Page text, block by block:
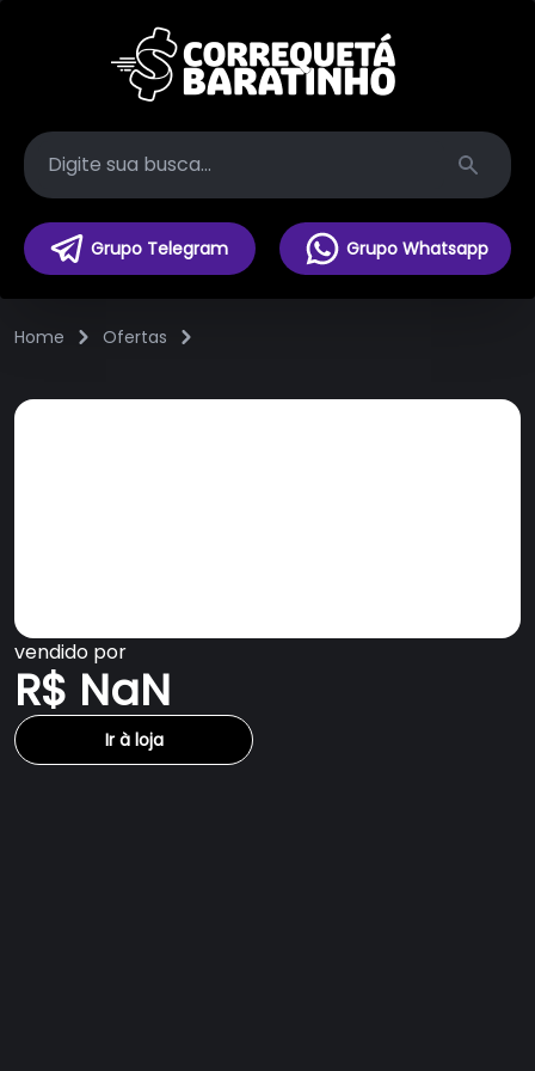
Search
Grupo Telegram Grupo Whatsapp
Home Ofertas
vendido por
R$ NaN
Ir à loja